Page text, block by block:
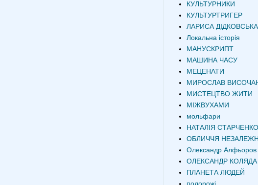
КУЛЬТУРНИКИ
КУЛЬТУРТРИГЕР
ЛАРИСА ДІДКОВСЬКА
Локальна історія
МАНУСКРИПТ
МАШИНА ЧАСУ
МЕЦЕНАТИ
МИРОСЛАВ
МИСТЕЦТВО ЖИТИ
МІЖВУХАМИ
мольфари
НАТАЛІЯ СТАРЧЕНКО
ОБЛИЧЧЯ
Олександр Алфьоров
ОЛЕКСАНДР КОЛЯДА
ПЛАНЕТА ЛЮДЕЙ
подорожі